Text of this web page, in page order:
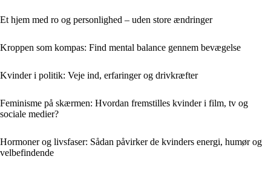
Et hjem med ro og personlighed – uden store ændringer
Kroppen som kompas: Find mental balance gennem bevægelse
Kvinder i politik: Veje ind, erfaringer og drivkræfter
Feminisme på skærmen: Hvordan fremstilles kvinder i film, tv og
sociale medier?
Hormoner og livsfaser: Sådan påvirker de kvinders energi, humør og
velbefindende